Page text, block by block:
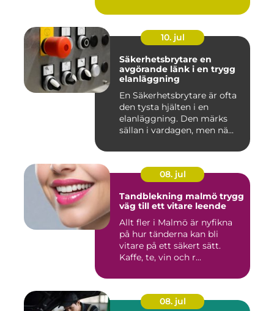
10. jul
Säkerhetsbrytare en
avgörande länk i en trygg
elanläggning
En Säkerhetsbrytare är ofta
den tysta hjälten i en
elanläggning. Den märks
sällan i vardagen, men nä...
08. jul
Tandblekning malmö trygg
väg till ett vitare leende
Allt fler i Malmö är nyfikna
på hur tänderna kan bli
vitare på ett säkert sätt.
Kaffe, te, vin och r...
08. jul